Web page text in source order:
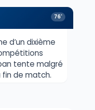
76'
d’un dixième
tente malgré
de match.